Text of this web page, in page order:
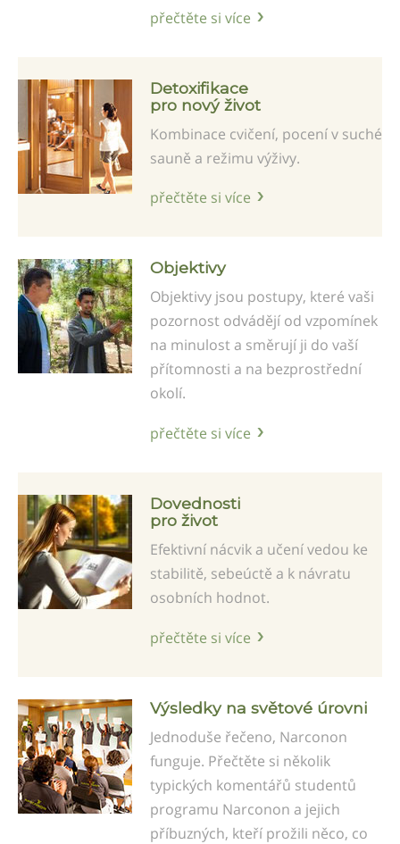
přečtěte si více
Detoxifikace
pro nový život
Kombinace cvičení, pocení v suché
sauně a režimu výživy.
přečtěte si více
Objektivy
Objektivy jsou postupy, které vaši
pozornost odvádějí od vzpomínek
na minulost a směrují ji do vaší
přítomnosti a na bezprostřední
okolí.
přečtěte si více
Dovednosti
pro život
Efektivní nácvik a učení vedou ke
stabilitě, sebeúctě a k návratu
osobních hodnot.
přečtěte si více
Výsledky na světové úrovni
Jednoduše řečeno, Narconon
funguje. Přečtěte si několik
typických komentářů studentů
programu Narconon a jejich
příbuzných, kteří prožili něco, co